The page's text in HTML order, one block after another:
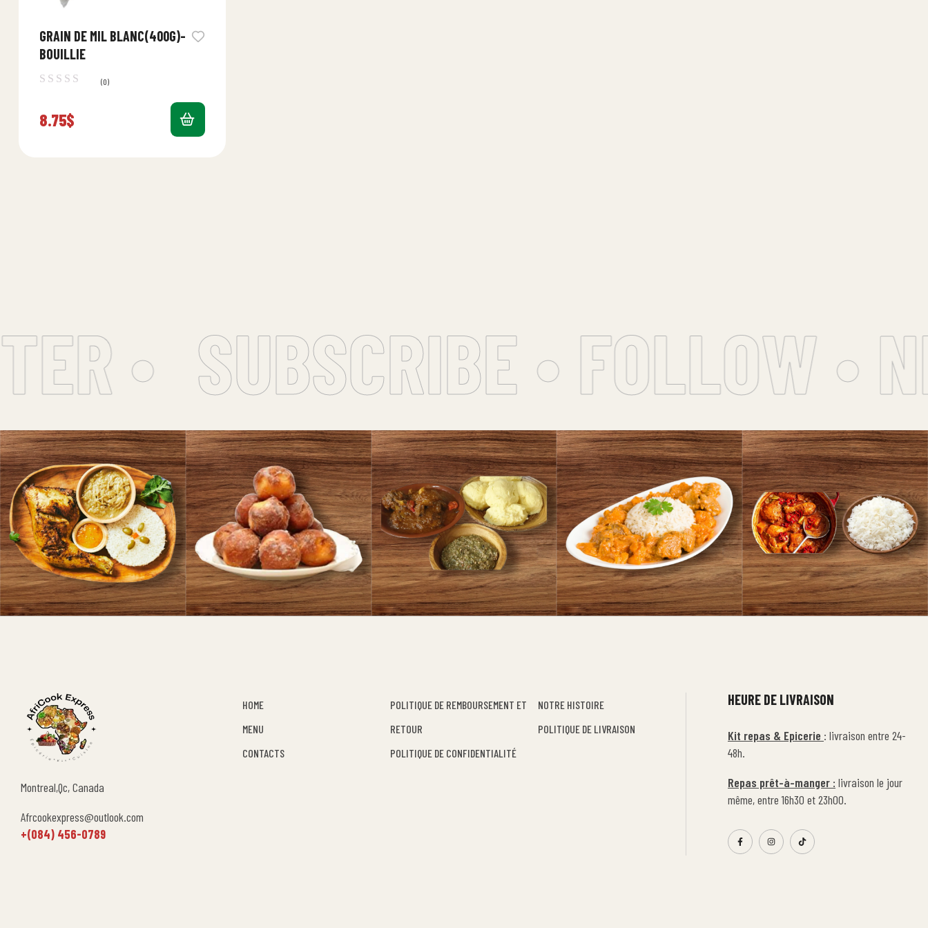
GRAIN DE MIL BLANC(400G)-
BOUILLIE
(0)
8.75$
• SUBSCRIBE • FOLLOW •
Montreal,Qc, Canada
Afrcookexpress@outlook.com
+(084) 456-0789
HOME
MENU
CONTACTS
POLITIQUE DE REMBOURSEMENT ET
RETOUR
POLITIQUE DE CONFIDENTIALITÉ
NOTRE HISTOIRE
POLITIQUE DE LIVRAISON
HEURE DE LIVRAISON
Kit repas & Epicerie : livraison entre 24-
48h.
Repas prêt-à-manger : livraison le jour
même, entre 16h30 et 23h00.